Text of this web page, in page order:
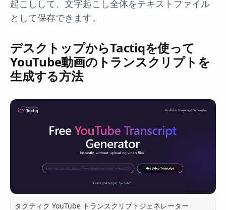
起こしして、文字起こし全体をテキストファイル
として保存できます。
デスクトップからTactiqを使って
YouTube動画のトランスクリプトを
生成する方法
タクティク YouTube トランスクリプトジェネレーター